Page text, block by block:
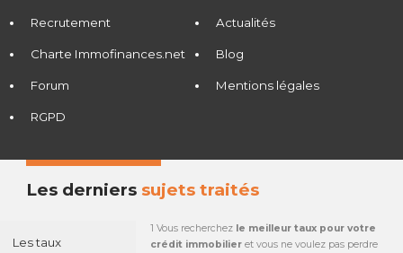
Recrutement Actualités
Charte Immofinances.net Blog
Forum Mentions légales
RGPD
Les derniers sujets traités
Les taux
1 Vous recherchez le meilleur taux pour votre
crédit immobilieret vous ne voulez pas perdre